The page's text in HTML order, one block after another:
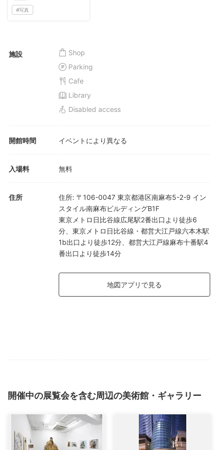
#写真
施設
Shop
Parking
Cafe
Library
Disabled access
開館時間 イベントにより異なる
入場料 無料
住所 住所: 〒106-0047 東京都港区南麻布5-2-9 イン
スタイル南麻布ビルディングB1F
東京メトロ日比谷線広尾駅2番出口より徒歩6
分、東京メトロ日比谷線・都営大江戸線六本木駅
1b出口より徒歩12分、都営大江戸線麻布十番駅4
番出口より徒歩14分
地図アプリで見る
開催中の展覧会を含む周辺の美術館・ギャラリー